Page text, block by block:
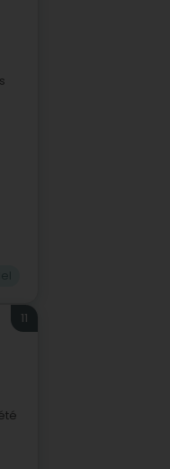
11